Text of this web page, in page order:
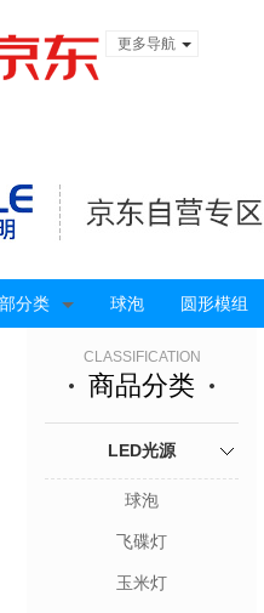
更多导航
分类 球泡 圆形模组
CLASSIFICATION
商品分类
LED光源
球泡
飞碟灯
玉米灯